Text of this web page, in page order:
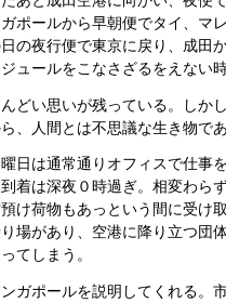
ポールから早朝便でタイ、マ
の夜行便で東京に戻り、成田
ュールをこなさざるをえない時
どい思いが残っている。しか
、人間とは不思議な生き物であ
日は通常通りオフィスで仕事
着は深夜０時過ぎ。相変わら
け荷物もあっという間に受け
場があり、空港に降り立つ団
てしまう。
ガポールを説明してくれる。